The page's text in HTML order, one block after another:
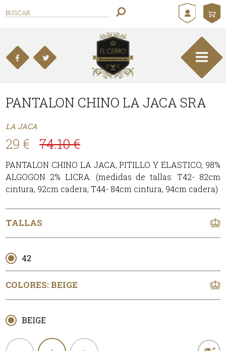
PANTALON CHINO LA JACA SRA
LA JACA
29 € 74.10 €
PANTALON CHINO LA JACA, PITILLO Y ELASTICO, 98%
ALGOGON 2% LICRA. (medidas de tallas: T42- 82cm
cintura, 92cm cadera; T44- 84cm cintura, 94cm cadera)
TALLAS
42
COLORES:BEIGE
BEIGE